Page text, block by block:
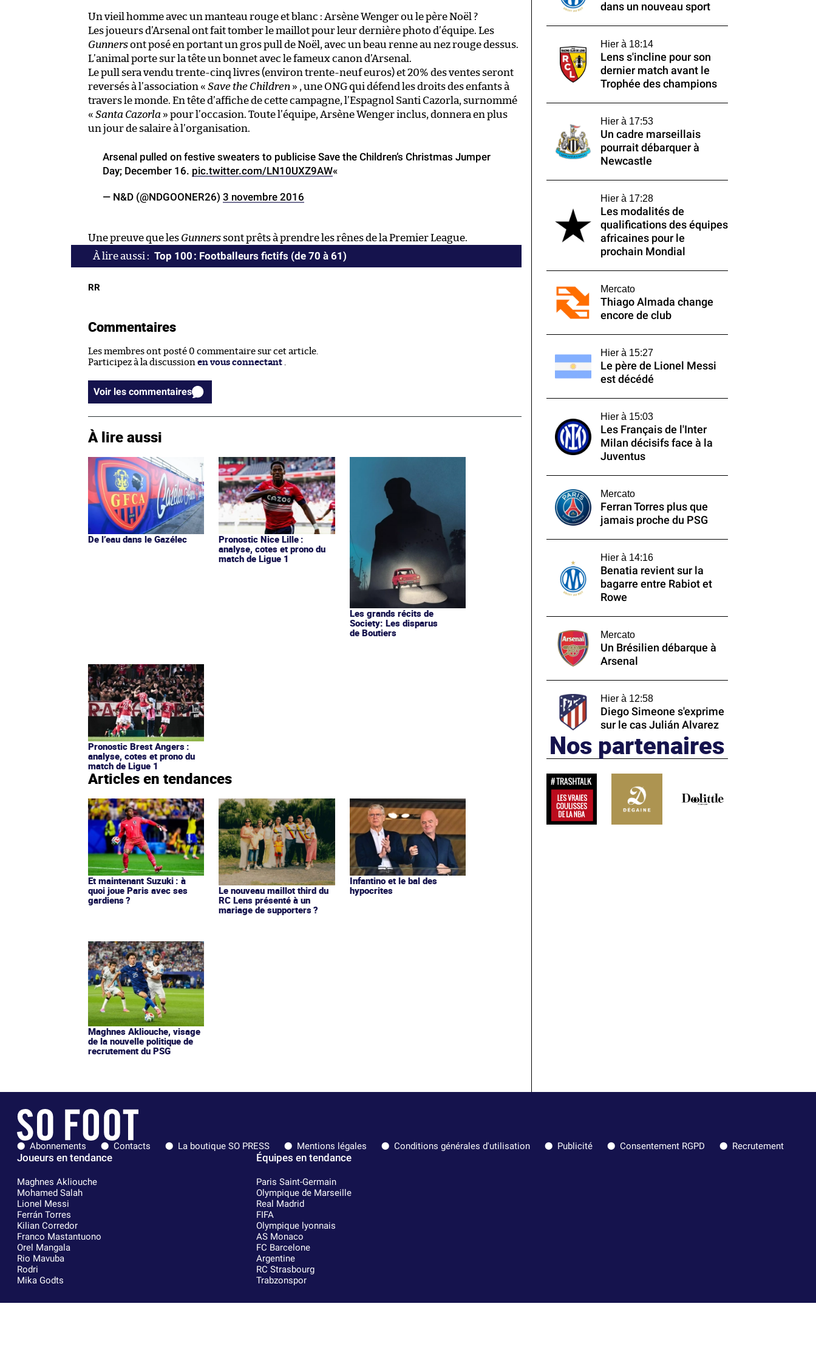
Un vieil homme avec un manteau rouge et blanc : Arsène Wenger ou le père Noël ?
Les joueurs d’Arsenal ont fait tomber le maillot pour leur dernière photo d’équipe. Les
Gunnersont posé en portant un gros pull de Noël, avec un beau renne au nez rouge dessus.
L’animal porte sur la tête un bonnet avec le fameux canon d’Arsenal.
Le pull sera vendu trente-cinq livres (environ trente-neuf euros) et 20% des ventes seront
reversés à l’association « Save the Children » , une ONG qui défend les droits des enfants à
travers le monde. En tête d’affiche de cette campagne, l’Espagnol Santi Cazorla, surnommé
« Santa Cazorla » pour l’occasion. Toute l’équipe, Arsène Wenger inclus, donnera en plus
un jour de salaire à l’organisation.
Arsenal pulled on festive sweaters to publicise Save the Children’s Christmas Jumper
Day; December 16. pic.twitter.com/LN10UXZ9AW«
— N&D (@NDGOONER26) 3 novembre 2016
Une preuve que les Gunners sont prêts à prendre les rênes de la Premier League.
Top 100 : Footballeurs fictifs (de 70 à 61)
RR
Commentaires
Les membres ont posté 0 commentaire sur cet article.
Participez à la discussion en vous connectant .
Voir les commentaires
À lire aussi
De l’eau dans le Gazélec
Pronostic Nice Lille :
analyse, cotes et prono du
match de Ligue 1
Les grands récits de
Society: Les disparus
de Boutiers
Pronostic Brest Angers :
analyse, cotes et prono du
match de Ligue 1
Articles en tendances
Et maintenant Suzuki : à
quoi joue Paris avec ses
gardiens ?
Le nouveau maillot third du
RC Lens présenté à un
mariage de supporters ?
Infantino et le bal des
hypocrites
Maghnes Akliouche, visage
de la nouvelle politique de
recrutement du PSG
dans un nouveau sport
Hier à 18:14
Lens s'incline pour son
dernier match avant le
Trophée des champions
Hier à 17:53
Un cadre marseillais
pourrait débarquer à
Newcastle
Hier à 17:28
Les modalités de
qualifications des équipes
africaines pour le
prochain Mondial
Mercato
Thiago Almada change
encore de club
Hier à 15:27
Le père de Lionel Messi
est décédé
Hier à 15:03
Les Français de l'Inter
Milan décisifs face à la
Juventus
Mercato
Ferran Torres plus que
jamais proche du PSG
Hier à 14:16
Benatia revient sur la
bagarre entre Rabiot et
Rowe
Mercato
Un Brésilien débarque à
Arsenal
Hier à 12:58
Diego Simeone s'exprime
sur le cas Julián Alvarez
Nos partenaires
Abonnements Contacts La boutique SO PRESS Mentions légales Conditions générales d'utilisation Publicité Consentement RGPD Recrutement
Joueurs en tendance
Maghnes Akliouche
Mohamed Salah
Lionel Messi
Ferrán Torres
Kilian Corredor
Franco Mastantuono
Orel Mangala
Rio Mavuba
Rodri
Mika Godts
Équipes en tendance
Paris Saint-Germain
Olympique de Marseille
Real Madrid
FIFA
Olympique lyonnais
AS Monaco
FC Barcelone
Argentine
RC Strasbourg
Trabzonspor